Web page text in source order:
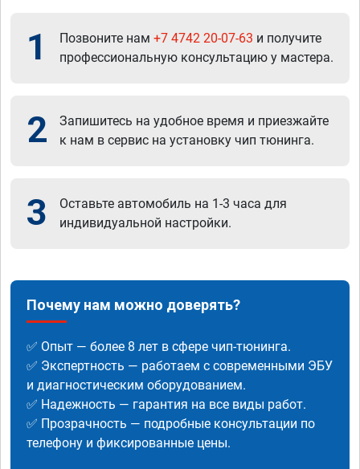
1 Позвоните нам +7 4742 20-07-63 и получите
профессиональную консультацию у мастера.
2
Запишитесь на удобное время и приезжайте
к нам в сервис на установку чип тюнинга.
3
Оставьте автомобиль на 1-3 часа для
индивидуальной настройки.
Почему нам можно доверять?
✅ Опыт — более 8 лет в сфере чип-тюнинга.
✅ Экспертность — работаем с современными ЭБУ
и диагностическим оборудованием.
✅ Надежность — гарантия на все виды работ.
✅ Прозрачность — подробные консультации по
телефону и фиксированные цены.